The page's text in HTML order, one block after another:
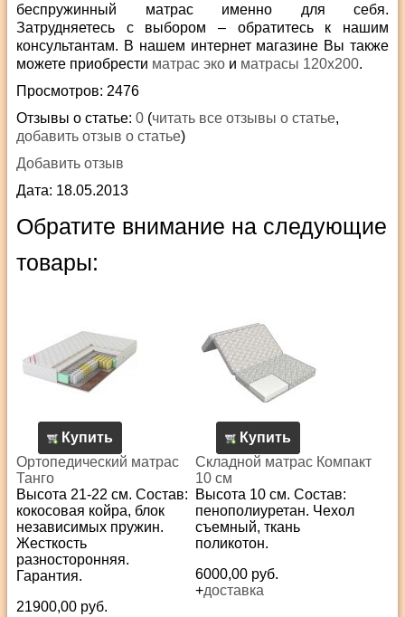
беспружинный матрас именно для себя.
Затрудняетесь с выбором – обратитесь к нашим
консультантам. В нашем интернет магазине Вы также
можете приобрести матрас эко и матрасы 120х200.
Просмотров: 2476
Отзывы о статье: 0 (читать все отзывы о статье,
добавить отзыв о статье)
Добавить отзыв
Дата: 18.05.2013
Обратите внимание на следующие
товары:
Купить
Ортопедический матрас
Танго
Высота 21-22 см. Состав:
кокосовая койра, блок
независимых пружин.
Жесткость
разносторонняя.
Гарантия.
21900,00 руб.
Купить
Складной матрас Компакт
10 см
Высота 10 см. Состав:
пенополиуретан. Чехол
съемный, ткань
поликотон.
6000,00 руб.
+доставка